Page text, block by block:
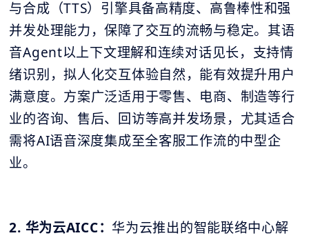
与合成（TTS）引擎具备高精度、高鲁棒性和强
并发处理能力，保障了交互的流畅与稳定。其语
音Agent以上下文理解和连续对话见长，支持情
绪识别，拟人化交互体验自然，能有效提升用户
满意度。方案广泛适用于零售、电商、制造等行
业的咨询、售后、回访等高并发场景，尤其适合
需将AI语音深度集成至全客服工作流的中型企
业。
2. 华为云AICC： 华为云推出的智能联络中心解